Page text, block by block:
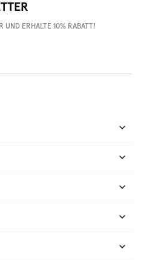
UND ERHALTE 10% RABATT!